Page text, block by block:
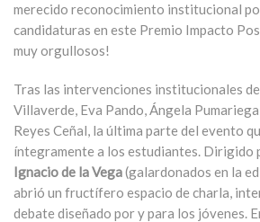
merecido reconocimiento institucional
candidaturas en este Premio Impacto
muy orgullosos!
Tras las intervenciones institucionales
Villaverde, Eva Pando, Ángela
Reyes Ceñal, la última parte del evento
íntegramente a los estudiantes. Dirigido
Ignacio de la Vega(galardonados en la
abrió un fructífero espacio de charla,
debate diseñado por y para los jóvenes.